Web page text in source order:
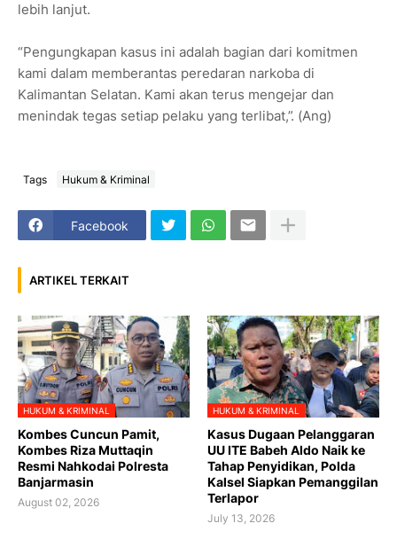
lebih lanjut.
“Pengungkapan kasus ini adalah bagian dari komitmen
kami dalam memberantas peredaran narkoba di
Kalimantan Selatan. Kami akan terus mengejar dan
menindak tegas setiap pelaku yang terlibat,”. (Ang)
Tags Hukum & Kriminal
Facebook
ARTIKEL TERKAIT
HUKUM & KRIMINAL
Kombes Cuncun Pamit,
Kombes Riza Muttaqin
Resmi Nahkodai Polresta
Banjarmasin
August 02, 2026
HUKUM & KRIMINAL
Kasus Dugaan Pelanggaran
UU ITE Babeh Aldo Naik ke
Tahap Penyidikan, Polda
Kalsel Siapkan Pemanggilan
Terlapor
July 13, 2026